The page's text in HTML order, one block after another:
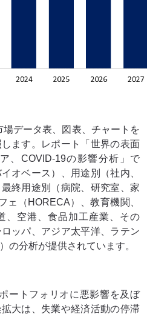
データ表、図表、チャートを
ます。レポート「世界の表面
、COVID-19の影響分析」で
オベース）、用途別（社内、
終用途別（病院、研究室、家
ェ（HORECA）、教育機関、
、空港、食品加工産業、その
ッパ、アジア太平洋、ラテン
の分析が提供されています。
ートフォリオに悪影響を及ぼ
大は、失業や経済活動の停滞